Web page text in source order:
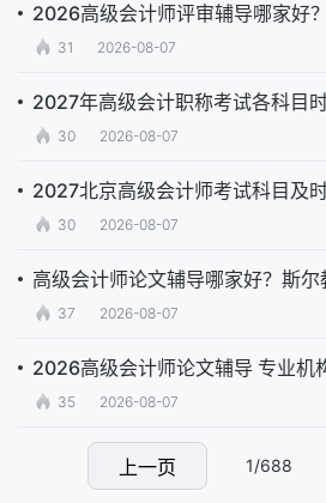
2026高级会计师评审辅导哪家好
31 2026-08-07
2027年高级会计职称考试各科目
30 2026-08-07
2027北京高级会计师考试科目及
30 2026-08-07
高级会计师论文辅导哪家好？斯
37 2026-08-07
2026高级会计师论文辅导 专业机
35 2026-08-07
上一页 1/688